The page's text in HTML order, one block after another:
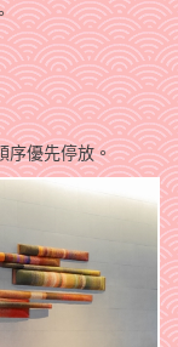
序優先停放。